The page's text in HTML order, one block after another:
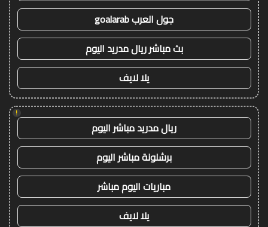
جول العرب goalarab
بث مباشر ريال مدريد اليوم
يلا لايف
!
ريال مدريد مباشر اليوم
برشلونة مباشر اليوم
مباريات اليوم مباشر
يلا لايف